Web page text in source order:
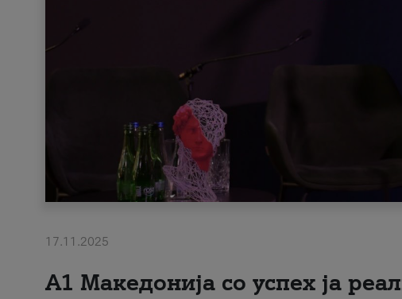
17.11.2025
А1 Македонија со успех ја